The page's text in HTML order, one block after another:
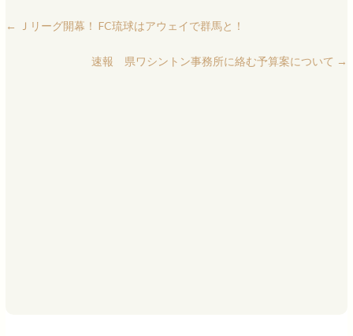
← Ｊリーグ開幕！ FC琉球はアウェイで群馬と！
速報 県ワシントン事務所に絡む予算案について →